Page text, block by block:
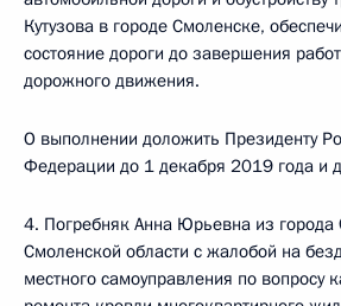
Кутузова в городе Смоленске,
состояние дороги до завершения
дорожного движения.
О выполнении доложить Президенту
Федерации до 1 декабря 2019 года и
4. Погребняк Анна Юрьевна из города
Смоленской области с жалобой на
местного самоуправления по вопросу